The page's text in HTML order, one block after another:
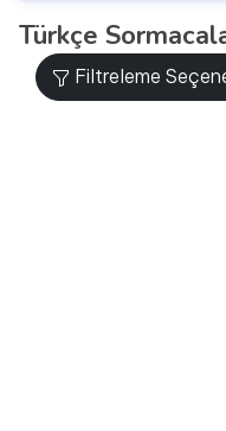
Türkçe
Filtreleme